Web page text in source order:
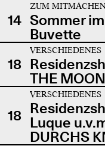
14
ZUM
Sommer
Buvette
18
VERSCHIEDENES
THE MOON
18
VERSCHIEDENES
Luque
DURCHS